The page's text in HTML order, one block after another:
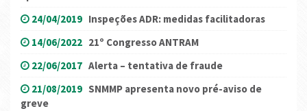
24/04/2019 Inspeções ADR: medidas facilitadoras
14/06/2022 21º Congresso ANTRAM
22/06/2017 Alerta – tentativa de fraude
21/08/2019 SNMMP apresenta novo pré-aviso de
greve